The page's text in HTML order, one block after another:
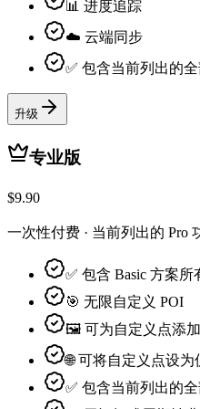
📊 进度追踪
☁️ 云端同步
✅ 包含当前列出的
升级
专业版
$9.90
一次性付费 · 当前列出的 Pro
✅ 包含 Basic 方案所
🎯 无限自定义 POI
🖼️ 可为自定义点添
🌐 可将自定义点设
✅ 包含当前列出的